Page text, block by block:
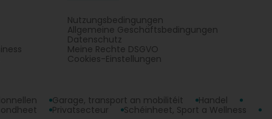
Nutzungsbedingungen
Allgemeine Geschäftsbedingungen
Datenschutz
Meine Rechte DSGVO
Cookies-Einstellungen
Garage, transport an mobilitéit
Handel
Privatsecteur
Schéinheet, Sport a Wellness